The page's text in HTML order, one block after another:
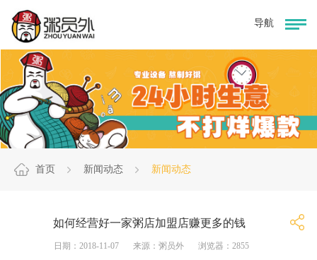
首页 新闻动态 新闻动态
如何经营好一家粥店加盟店赚更多的钱
日期：2018-11-07 来源：粥员外 浏览器：2855